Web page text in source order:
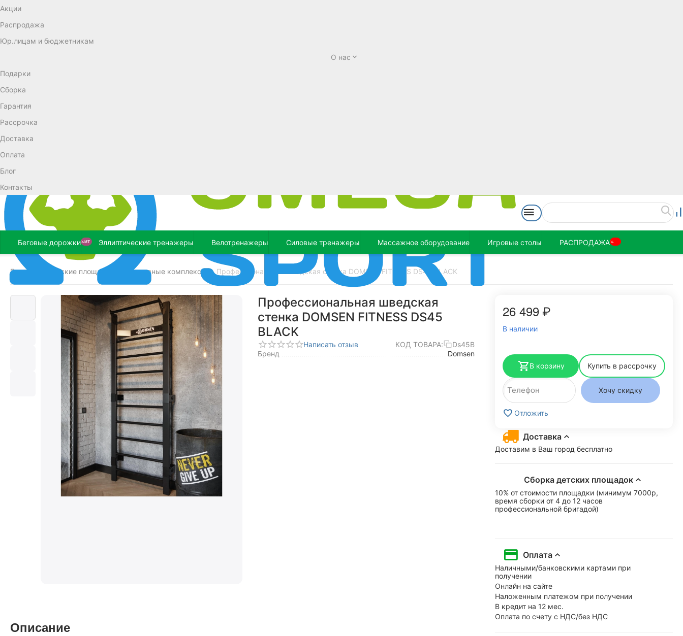
Акции
Распродажа
Юр.лицам и бюджетникам
О нас
Подарки
Сборка
Гарантия
Рассрочка
Доставка
Оплата
Блог
Контакты
Беговые дорожкиХИТ Эллиптические тренажеры Велотренажеры Силовые тренажеры Массажное оборудование Игровые столы РАСПРОДАЖА%
Главная Детские площадки Спортивные комплексы / Профессиональная шведская стенка DOMSEN FITNESS DS45 BLACK
Профессиональная шведская
стенка DOMSEN FITNESS DS45
BLACK
Написать отзыв КОД ТОВАРА:
Ds45B
Бренд
Domsen
26 499₽
В наличии
В корзину Купить в рассрочку
Хочу скидку
Отложить
Доставка
Доставим в Ваш город бесплатно
Сборка детских площадок
10% от стоимости площадки (минимум 7000р,
время сборки от 4 до 12 часов
профессиональной бригадой)
Оплата
Наличными/банковскими картами при
получении
Онлайн на сайте
Наложенным платежом при получении
В кредит на 12 мес.
Оплата по счету с НДС/без НДС
Описание